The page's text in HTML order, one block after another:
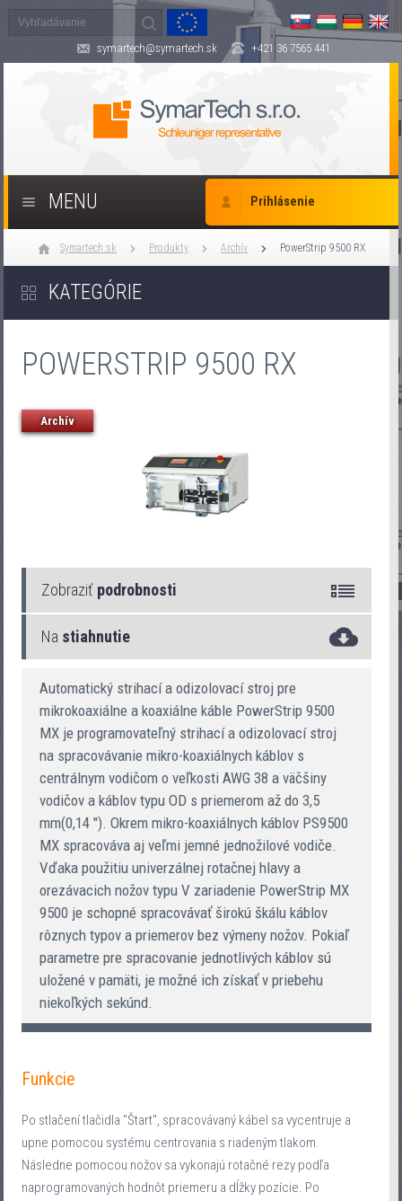
symartech@symartech.sk +421 36 7565 441
Prihlásenie
MENU
Symartech.sk Produkty Archív PowerStrip 9500 RX
KATEGÓRIE
POWERSTRIP 9500 RX
Archív
Zobraziť podrobnosti
Na stiahnutie
Automatický strihací a odizolovací stroj pre
mikrokoaxiálne a koaxiálne káble PowerStrip 9500
MX je programovateľný strihací a odizolovací stroj
na spracovávanie mikro-koaxiálnych káblov s
centrálnym vodičom o veľkosti AWG 38 a väčšiny
vodičov a káblov typu OD s priemerom až do 3,5
mm(0,14 "). Okrem mikro-koaxiálnych káblov PS9500
MX spracováva aj veľmi jemné jednožilové vodiče.
Vďaka použitiu univerzálnej rotačnej hlavy a
orezávacich nožov typu V zariadenie PowerStrip MX
9500 je schopné spracovávať širokú škálu káblov
rôznych typov a priemerov bez výmeny nožov. Pokiaľ
parametre pre spracovanie jednotlivých káblov sú
uložené v pamäti, je možné ich získať v priebehu
niekoľkých sekúnd.
Funkcie
Po stlačení tlačidla "Štart", spracovávaný kábel sa vycentruje a
upne pomocou systému centrovania s riadeným tlakom.
Následne pomocou nožov sa vykonajú rotačné rezy podľa
naprogramovaných hodnôt priemeru a dĺžky pozície. Po